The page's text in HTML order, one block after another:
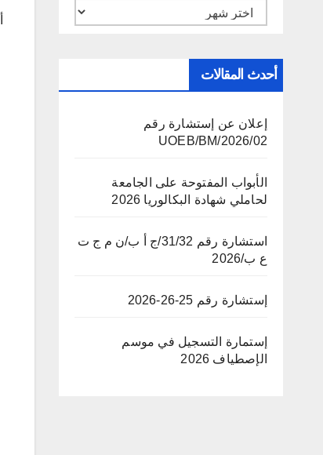
الأرشيف
أحدث المقالات
إعلان عن إستشارة رقم
02/UOEB/BM/2026
الأبواب المفتوحة على الجامعة
لحاملي شهادة البكالوريا 2026
استشارة رقم 31/32/ج أ ب/ن م ج ت
ع ب/2026
إستشارة رقم 25-26-2026
إستمارة التسجيل في موسم
الإصطياف 2026